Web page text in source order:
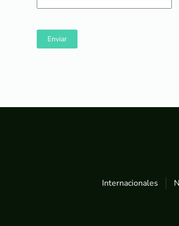
Enviar
Internacionales